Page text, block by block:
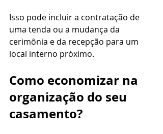
Isso pode incluir a contratação de
uma tenda ou a mudança da
cerimônia e da recepção para um
local interno próximo.
Como economizar na
organização do seu
casamento?